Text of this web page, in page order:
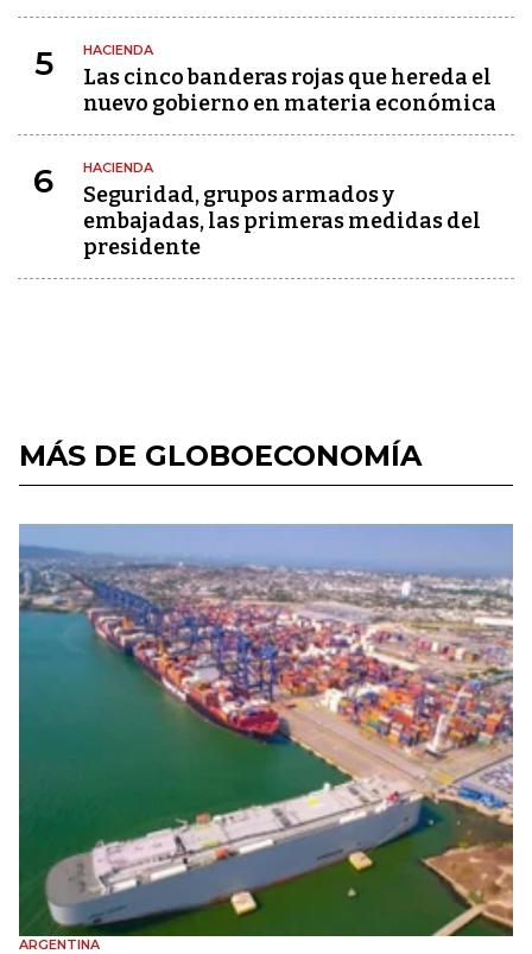
5 HACIENDA
Las cinco banderas rojas que hereda el
nuevo gobierno en materia económica
6 HACIENDA
Seguridad, grupos armados y
embajadas, las primeras medidas del
presidente
MÁS DE GLOBOECONOMÍA
ARGENTINA